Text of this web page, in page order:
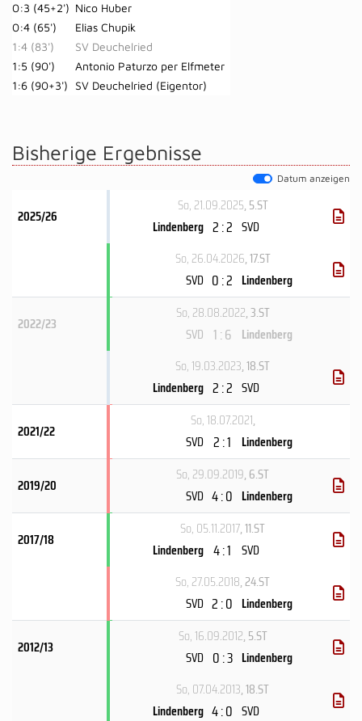
0:3 (45+2') Nico Huber
0:4 (65')
Elias Chupik
1:4 (83')
SV Deuchelried
1:5 (90')
Antonio Paturzo per Elfmeter
1:6 (90+3')
SV Deuchelried (Eigentor)
Bisherige Ergebnisse
Datum anzeigen
2025/26
So, 21.09.2025, 5.ST
Lindenberg 2 : 2 SVD
So, 26.04.2026, 17.ST
SVD 0 : 2 Lindenberg
2022/23
So, 28.08.2022, 3.ST
SVD 1 : 6 Lindenberg
So, 19.03.2023, 18.ST
Lindenberg 2 : 2 SVD
2021/22
So, 18.07.2021,
SVD 2 : 1 Lindenberg
2019/20
So, 29.09.2019, 6.ST
SVD 4 : 0 Lindenberg
2017/18
So, 05.11.2017, 11.ST
Lindenberg 4 : 1 SVD
So, 27.05.2018, 24.ST
SVD 2 : 0 Lindenberg
2012/13
So, 16.09.2012, 5.ST
SVD 0 : 3 Lindenberg
So, 07.04.2013, 18.ST
Lindenberg 4 : 0 SVD